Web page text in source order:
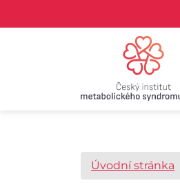
Úvodní stránka